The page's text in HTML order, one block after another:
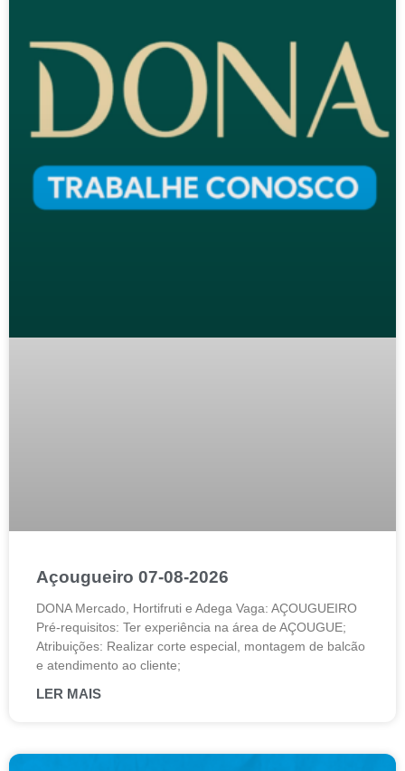
Açougueiro 07-08-2026
DONA Mercado, Hortifruti e Adega Vaga: AÇOUGUEIRO
Pré-requisitos: Ter experiência na área de AÇOUGUE;
Atribuições: Realizar corte especial, montagem de balcão
e atendimento ao cliente;
LER MAIS